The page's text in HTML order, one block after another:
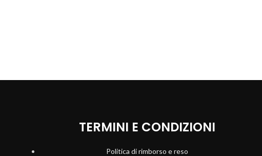
TERMINI E CONDIZIONI
Politica di rimborso e reso